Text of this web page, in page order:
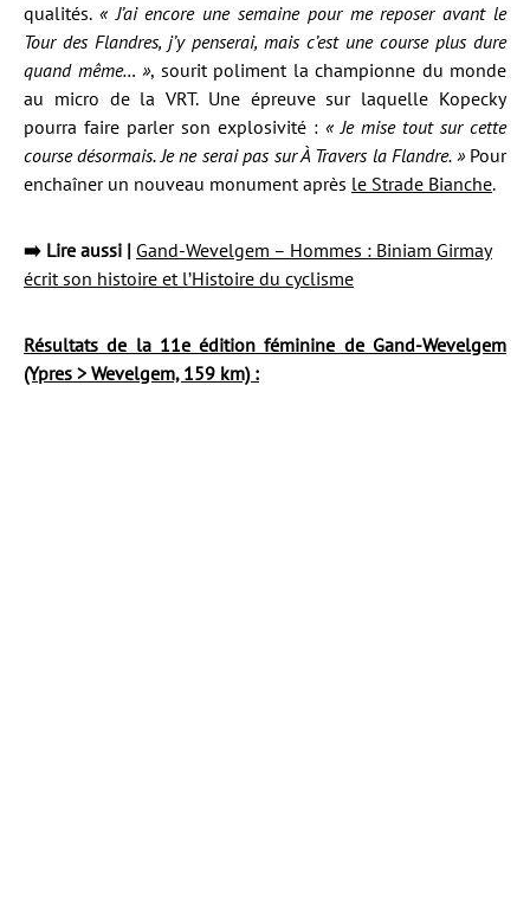
qualités. « J’ai encore une semaine pour me reposer avant le
Tour des Flandres, j’y penserai, mais c’est une course plus dure
quand même… », sourit poliment la championne du monde
au micro de la VRT. Une épreuve sur laquelle Kopecky
pourra faire parler son explosivité : « Je mise tout sur cette
course désormais. Je ne serai pas sur À Travers la Flandre.» Pour
enchaîner un nouveau monument après le Strade Bianche.
➡️ Lire aussi | Gand-Wevelgem – Hommes : Biniam Girmay
écrit son histoire et l’Histoire du cyclisme
Résultats de la 11e édition féminine de Gand-Wevelgem
(Ypres > Wevelgem, 159 km) :